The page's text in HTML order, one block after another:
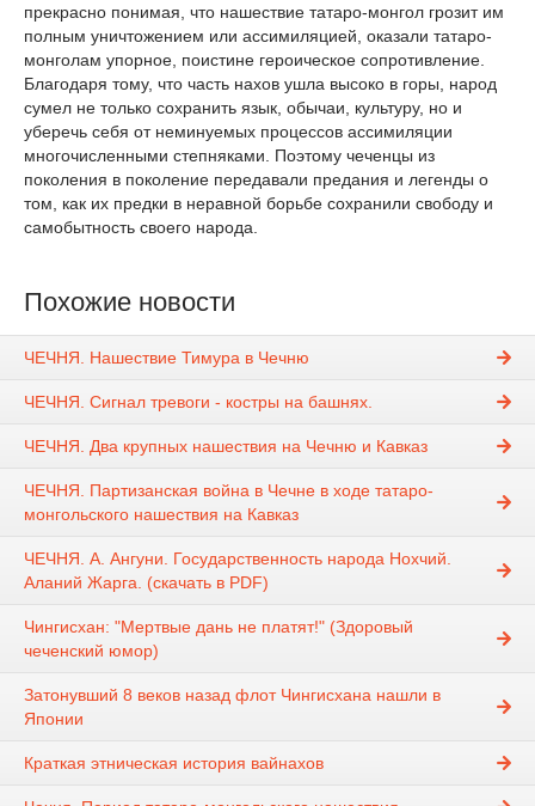
прекрасно понимая, что нашествие татаро-монгол грозит им
полным уничтожением или ассимиляцией, оказали татаро-
монголам упорное, поистине героическое сопротивление.
Благодаря тому, что часть нахов ушла высоко в горы, народ
сумел не только сохранить язык, обычаи, культуру, но и
уберечь себя от неминуемых процессов ассимиляции
многочисленными степняками. Поэтому чеченцы из
поколения в поколение передавали предания и легенды о
том, как их предки в неравной борьбе сохранили свободу и
самобытность своего народа.
Похожие новости
ЧЕЧНЯ. Нашествие Тимура в Чечню
ЧЕЧНЯ. Сигнал тревоги - костры на башнях.
ЧЕЧНЯ. Два крупных нашествия на Чечню и Кавказ
ЧЕЧНЯ. Партизанская война в Чечне в ходе татаро-
монгольского нашествия на Кавказ
ЧЕЧНЯ. А. Ангуни. Государственность народа Нохчий.
Аланий Жарга. (скачать в PDF)
Чингисхан: "Мертвые дань не платят!" (Здоровый
чеченский юмор)
Затонувший 8 веков назад флот Чингисхана нашли в
Японии
Краткая этническая история вайнахов